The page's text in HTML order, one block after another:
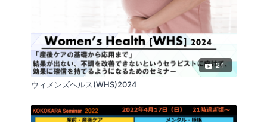
https://linktr.ee/GLABInc
リアライン・イノベーション研究会
24
ウィメンズヘルス(WHS)2024